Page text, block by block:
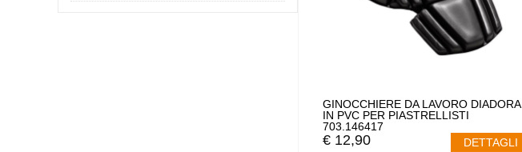
GINOCCHIERE DA LAVORO DIADORA
IN PVC PER PIASTRELLISTI
703.146417
€ 12,90 DETTAGLI